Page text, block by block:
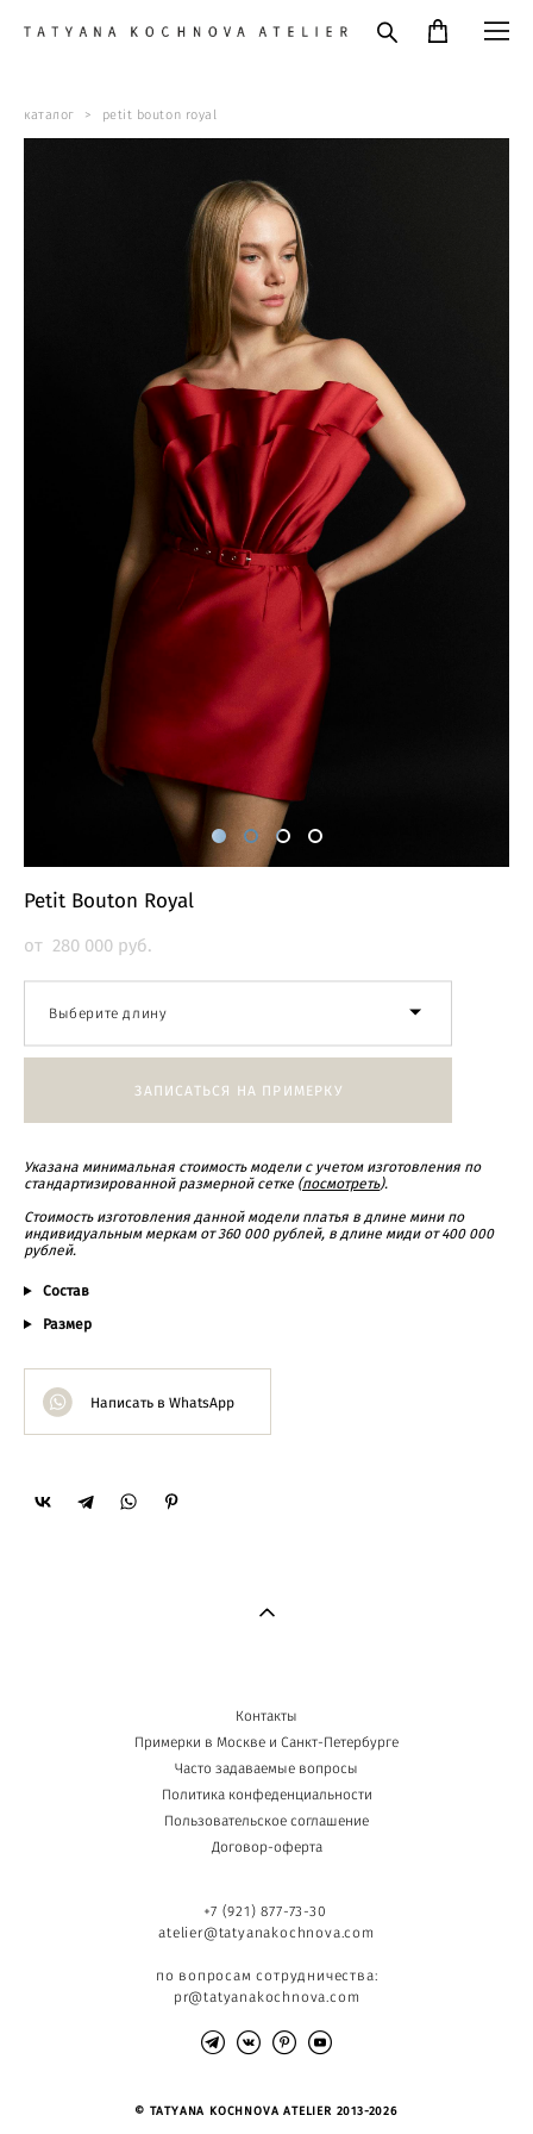
каталог > petit bouton royal
Petit Bouton Royal
от 280 000 pуб.
Выберите длину
ЗАПИСАТЬСЯ НА ПРИМЕРКУ
Указана минимальная стоимость модели с учетом изготовления по
стандартизированной размерной сетке (посмотреть).
Cтоимость изготовления данной модели платья в длине мини по
индивидуальным меркам от 360 000 рублей, в длине миди от 400 000
рублей.
Состав
Размер
Написать в WhatsApp
Контакты
Примерки в Москве и Санкт-Петербурге
Часто задаваемые вопросы
Политика конфеденциальности
Пользовательское соглашение
Договор-оферта
+7 (921) 877-73-30
atelier@tatyanakochnova.com
по вопросам сотрудничества:
pr@tatyanakochnova.com
© TATYANA KOCHNOVA ATELIER 2013-2026